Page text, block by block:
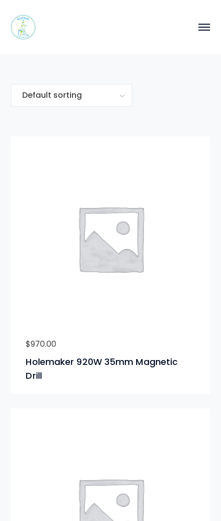
Holemaker 920W 35mm Magnetic
Drill
$970.00